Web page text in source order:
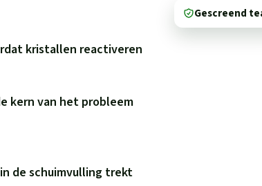
kristallen reactiveren
kern van het probleem
de schuimvulling trekt
Gescreend